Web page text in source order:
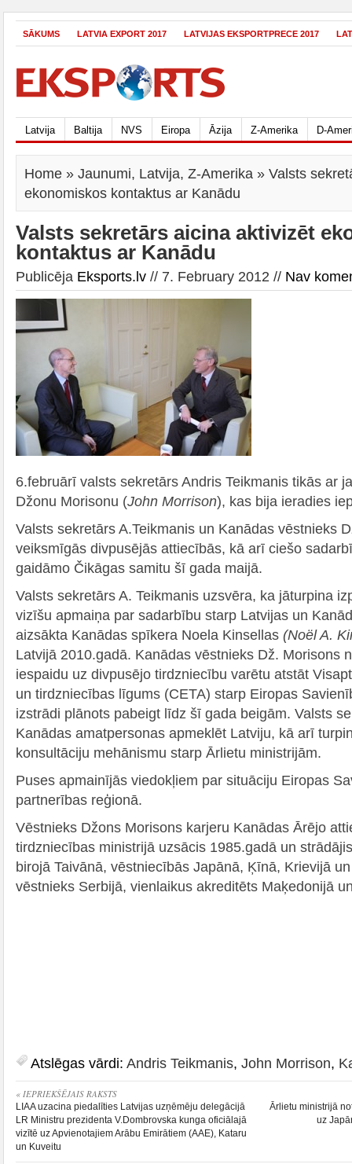
SĀKUMS LATVIA EXPORT 2017 LATVIJAS EKSPORTPRECE 2017
Latvija Baltija NVS Eiropa Āzija Z-Amerika D-
Home » Jaunumi, Latvija, Z-Amerika » Valsts
ekonomiskos kontaktus ar Kanādu
Valsts sekretārs aicina aktivizēt
kontaktus ar Kanādu
Publicēja Eksports.lv // 7. February 2012 // Nav
6.februārī valsts sekretārs Andris Teikmanis tikās ar
Džonu Morisonu (John Morrison), kas bija ieradies
Valsts sekretārs A.Teikmanis un Kanādas vēstnieks
veiksmīgās divpusējās attiecībās, kā arī ciešo
gaidāmo Čikāgas samitu šī gada maijā.
Valsts sekretārs A. Teikmanis uzsvēra, ka jāturpina
vizīšu apmaiņa par sadarbību starp Latvijas un
aizsākta Kanādas spīkera Noela Kinsellas (Noël A.
Latvijā 2010.gadā. Kanādas vēstnieks Dž. Morisons
iespaidu uz divpusējo tirdzniecību varētu atstāt
un tirdzniecības līgums (CETA) starp Eiropas
izstrādi plānots pabeigt līdz šī gada beigām. Valsts
Kanādas amatpersonas apmeklēt Latviju, kā arī
konsultāciju mehānismu starp Ārlietu ministrijām.
Puses apmainījās viedokļiem par situāciju Eiropas
partnerības reģionā.
Vēstnieks Džons Morisons karjeru Kanādas Ārējo
tirdzniecības ministrijā uzsācis 1985.gadā un
birojā Taivānā, vēstniecībās Japānā, Ķīnā, Krievijā
vēstnieks Serbijā, vienlaikus akreditēts Maķedonijā
Atslēgas vārdi: Andris Teikmanis, John Morrison,
« IEPRIEKŠĒJAIS RAKSTS
LIAA uzacina piedalīties Latvijas uzņēmēju delegācijā
LR Ministru prezidenta V.Dombrovska kunga oficiālajā
vizītē uz Apvienotajiem Arābu Emirātiem (AAE), Kataru
un Kuveitu
Ārlietu ministrijā
uz